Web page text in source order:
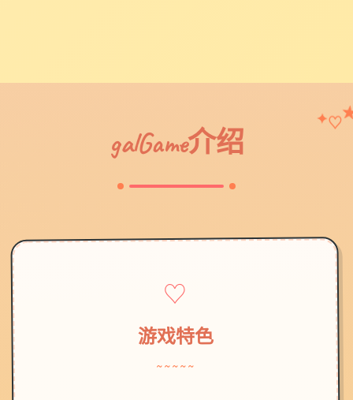
galGame介绍
✦♡
♡
游戏特色
~~~~~